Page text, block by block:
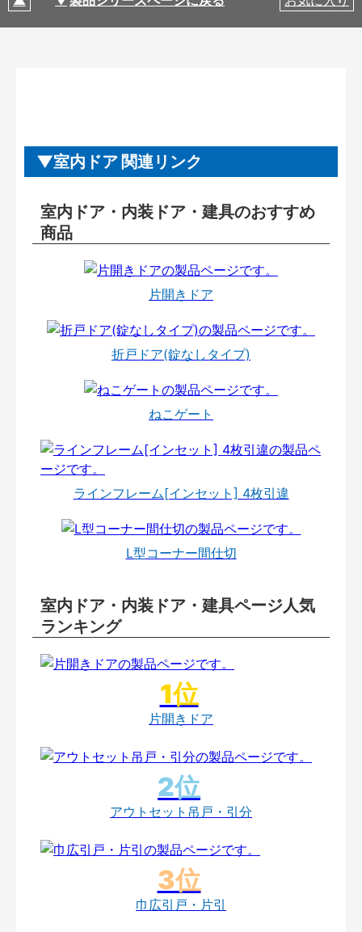
室内ドア 関連リンク
室内ドア・内装ドア・建具のおすすめ
商品
片開きドア
折戸ドア(錠なしタイプ)
ねこゲート
ラインフレーム[インセット] 4枚引違
L型コーナー間仕切
室内ドア・内装ドア・建具ページ人気
ランキング
片開きドア
アウトセット吊戸・引分
巾広引戸・片引